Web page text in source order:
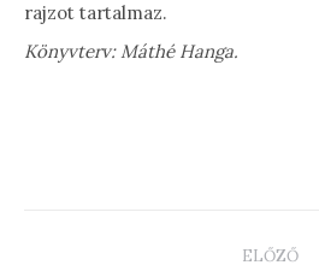
rajzot tartalmaz.
Könyvterv: Máthé Hanga.
PROJECTELŐZŐ